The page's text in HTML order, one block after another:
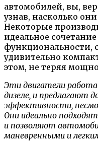
автомобилей, вы,
узнав, насколько
Некоторые
идеальное
функциональности,
удивительно
этом, не теряя
Эти двигатели
дизеле, и предлагают
эффективности,
Они идеально подходят
и позволяют
маневренными и